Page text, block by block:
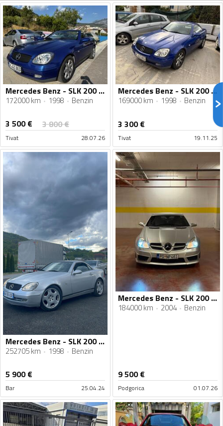
Mercedes Benz - SLK 200 - 2.0
172000 km 1998 Benzin
3 500€ 3 800€
Tivat 28.07.26
Mercedes Benz - SLK 200 - 2.0
169000 km 1998 Benzin
3 300€
Tivat 19.11.25
Mercedes Benz - SLK 200 - 145 ks r170
252705 km 1998 Benzin
5 900€
Bar 25.04.24
Mercedes Benz - SLK 200 - 1.8
184000 km 2004 Benzin
9 500€
Podgorica 01.07.26